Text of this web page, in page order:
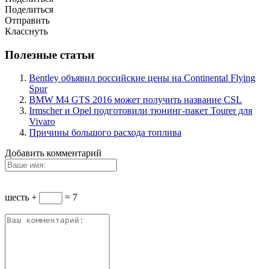
Поделиться
Отправить
Класснуть
Полезные статьи
Bentley объявил российские цены на Continental Flying
Spur
BMW M4 GTS 2016 может получить название CSL
Irmscher и Opel подготовили тюнинг-пакет Tourer для
Vivaro
Причины большого расхода топлива
Добавить комментарий
шесть + = 7